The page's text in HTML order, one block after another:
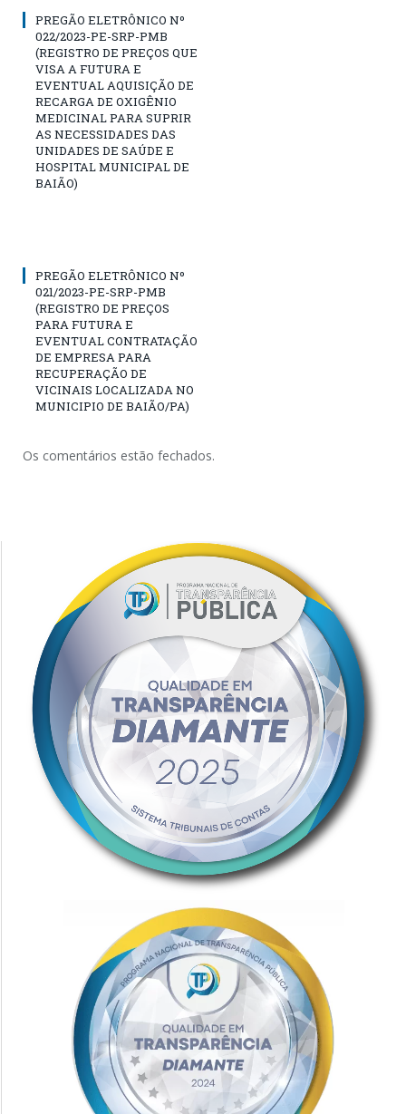
PREGÃO ELETRÔNICO Nº
022/2023-PE-SRP-PMB
(REGISTRO DE PREÇOS QUE
VISA A FUTURA E
EVENTUAL AQUISIÇÃO DE
RECARGA DE OXIGÊNIO
MEDICINAL PARA SUPRIR
AS NECESSIDADES DAS
UNIDADES DE SAÚDE E
HOSPITAL MUNICIPAL DE
BAIÃO)
PREGÃO ELETRÔNICO Nº
021/2023-PE-SRP-PMB
(REGISTRO DE PREÇOS
PARA FUTURA E
EVENTUAL CONTRATAÇÃO
DE EMPRESA PARA
RECUPERAÇÃO DE
VICINAIS LOCALIZADA NO
MUNICIPIO DE BAIÃO/PA)
Os comentários estão fechados.